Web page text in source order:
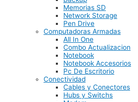
Memorias SD
Network Storage
Pen Drive
Computadoras Armadas
All In One
Combo Actualizacion
Notebook
Notebook Accesorios
Pc De Escritorio
Conectividad
Cables y Conectores
Hubs y Switchs